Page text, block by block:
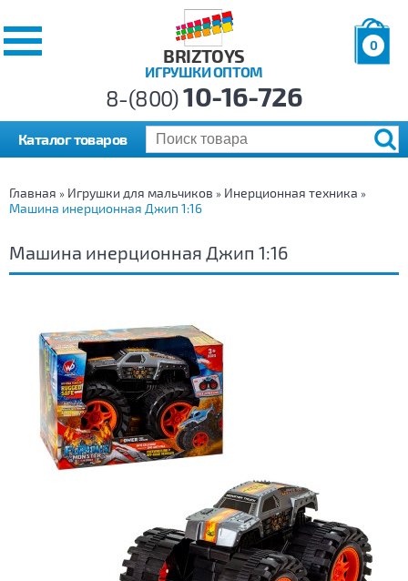
BRIZTOYS
ИГРУШКИ ОПТОМ
0
р.
8-(800)10-16-726
Каталог товаров
Главная » Игрушки для мальчиков » Инерционная техника »
Машина инерционная Джип 1:16
Машина инерционная Джип 1:16